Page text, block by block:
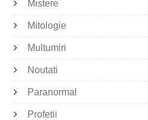
Mistere
Mitologie
Multumiri
Noutati
Paranormal
Profetii